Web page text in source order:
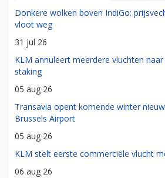
Donkere wolken boven IndiGo:
vloot weg
31 jul 26
KLM annuleert meerdere vluchten
staking
05 aug 26
Transavia opent komende winter
Brussels Airport
05 aug 26
KLM stelt eerste commerciële vlucht
06 aug 26